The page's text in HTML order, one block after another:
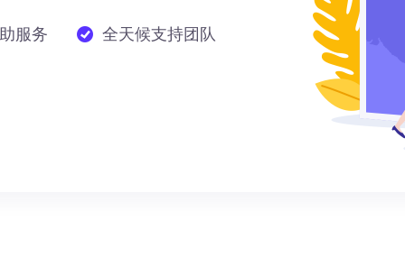
服务 全天候支持团队